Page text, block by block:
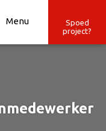
Menu
Spoed
project?